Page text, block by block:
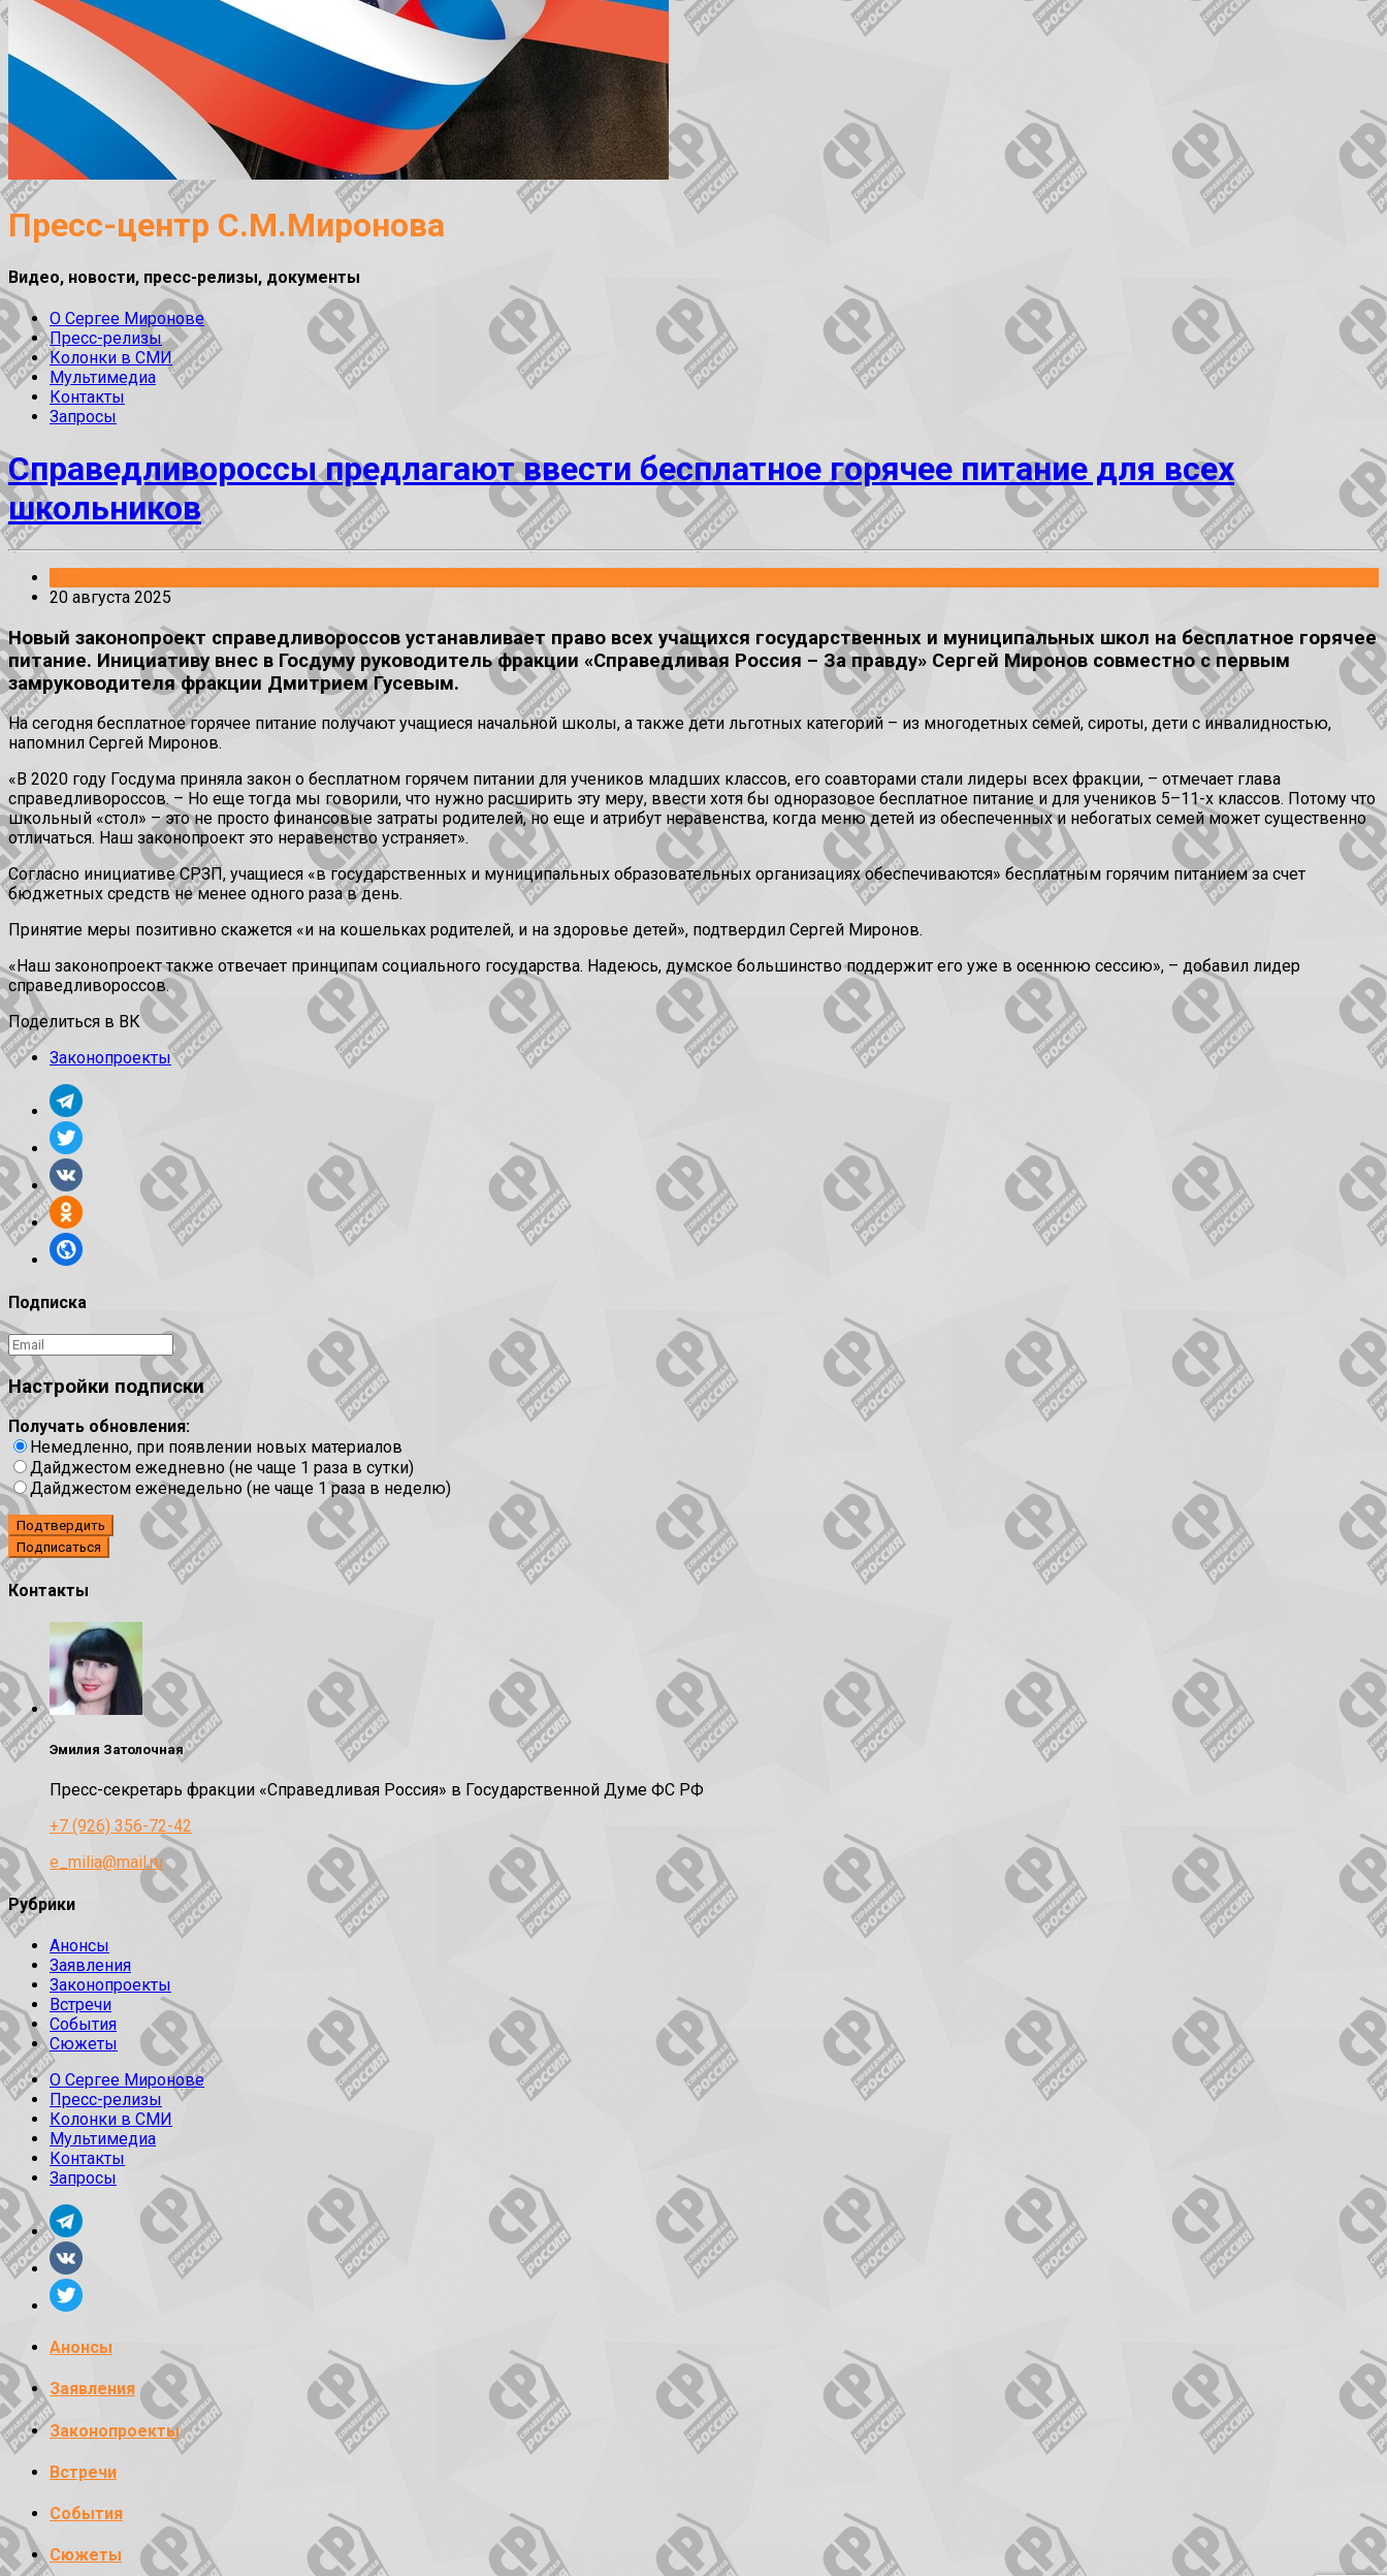
Пресс-центр С.М.Миронова
Видео, новости, пресс-релизы, документы
О Сергее Миронове
Пресс-релизы
Колонки в СМИ
Мультимедиа
Контакты
Запросы
Справедливороссы предлагают ввести бесплатное горячее питание для всех
школьников
20 августа 2025
Новый законопроект справедливороссов устанавливает право всех учащихся государственных и муниципальных школ на бесплатное горячее
питание. Инициативу внес в Госдуму руководитель фракции «Справедливая Россия – За правду» Сергей Миронов совместно с первым
замруководителя фракции Дмитрием Гусевым.
На сегодня бесплатное горячее питание получают учащиеся начальной школы, а также дети льготных категорий – из многодетных семей, сироты, дети с инвалидностью,
напомнил Сергей Миронов.
«В 2020 году Госдума приняла закон о бесплатном горячем питании для учеников младших классов, его соавторами стали лидеры всех фракции, – отмечает глава
справедливороссов. – Но еще тогда мы говорили, что нужно расширить эту меру, ввести хотя бы одноразовое бесплатное питание и для учеников 5–11-х классов. Потому что
школьный «стол» – это не просто финансовые затраты родителей, но еще и атрибут неравенства, когда меню детей из обеспеченных и небогатых семей может существенно
отличаться. Наш законопроект это неравенство устраняет».
Согласно инициативе СРЗП, учащиеся «в государственных и муниципальных образовательных организациях обеспечиваются» бесплатным горячим питанием за счет
бюджетных средств не менее одного раза в день.
Принятие меры позитивно скажется «и на кошельках родителей, и на здоровье детей», подтвердил Сергей Миронов.
«Наш законопроект также отвечает принципам социального государства. Надеюсь, думское большинство поддержит его уже в осеннюю сессию», – добавил лидер
справедливороссов.
Поделиться в ВК
Законопроекты
Подписка
Настройки подписки
Получать обновления:
Немедленно, при появлении новых материалов
Дайджестом ежедневно (не чаще 1 раза в сутки)
Дайджестом еженедельно (не чаще 1 раза в неделю)
Подтвердить
Контакты
Эмилия Затолочная
Пресс-секретарь фракции «Справедливая Россия» в Государственной Думе ФС РФ
+7 (926) 356-72-42
e_milia@mail.ru
Рубрики
Анонсы
Заявления
Законопроекты
Встречи
События
Сюжеты
О Сергее Миронове
Пресс-релизы
Колонки в СМИ
Мультимедиа
Контакты
Запросы
Анонсы
Заявления
Законопроекты
Встречи
События
Сюжеты